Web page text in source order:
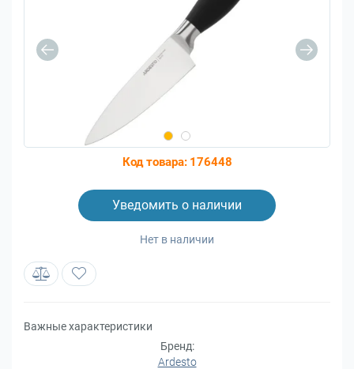
Код товара: 176448
Нет в наличии
Уведомить о наличии
Важные характеристики
Бренд:
Ardesto